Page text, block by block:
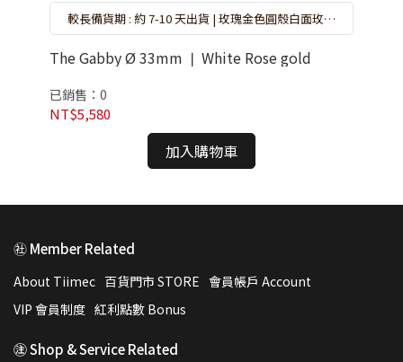
較長備貨期 : 約 7-10 天出貨 | 玫瑰金色圓殼白面玫瑰
金色鐵帶計時碼錶
The Gabby Ø 33mm ❘ White Rose gold
已銷售：0
NT$5,580
加入購物車
㊓ Member Related
About Tiimec 百貨門市 STORE 會員帳戶 Account
VIP 會員制度 紅利點數 Bonus
㊟ Shop & Service Related